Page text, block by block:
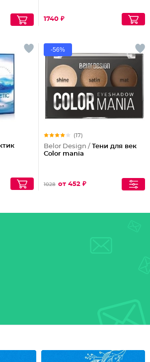
1740 ₽
-56%
(17)
Belor Design / Тени для век
Color mania
1028 от 452 ₽